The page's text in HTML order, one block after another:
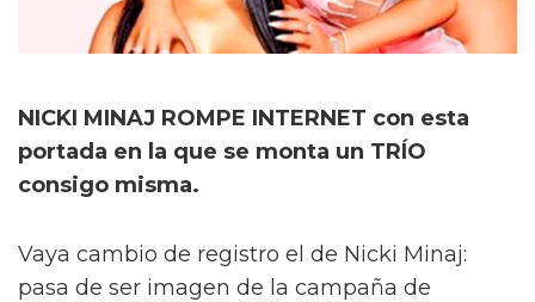
NICKI MINAJ ROMPE INTERNET con esta
portada en la que se monta un TRÍO
consigo misma.
Vaya cambio de registro el de Nicki Minaj:
pasa de ser imagen de la campaña de